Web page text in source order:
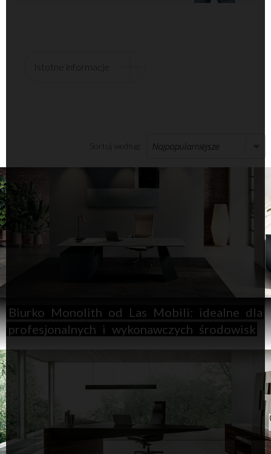
Istotne informacje
Sortuj według:
Biurko Monolith od Las Mobili: idealne dla
profesjonalnych i wykonawczych środowisk